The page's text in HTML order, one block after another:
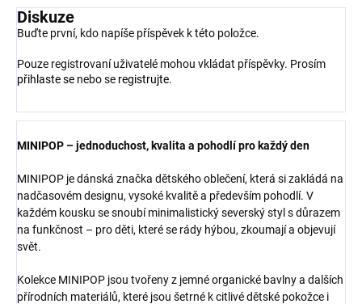
Diskuze
Buďte první, kdo napíše příspěvek k této položce.
Pouze registrovaní uživatelé mohou vkládat příspěvky. Prosím
přihlaste se nebo se registrujte.
MINIPOP – jednoduchost, kvalita a pohodlí pro každý den
MINIPOP je dánská značka dětského oblečení, která si zakládá na
nadčasovém designu, vysoké kvalitě a především pohodlí. V
každém kousku se snoubí minimalistický severský styl s důrazem
na funkčnost – pro děti, které se rády hýbou, zkoumají a objevují
svět.
Kolekce MINIPOP jsou tvořeny z jemné organické bavlny a dalších
přírodních materiálů, které jsou šetrné k citlivé dětské pokožce i